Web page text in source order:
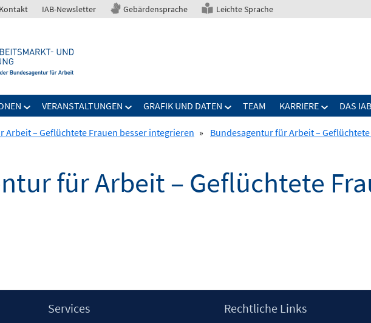
Kontakt IAB-Newsletter Gebärdensprache Leichte Sprache
VERANSTALTUNGEN GRAFIK UND DATEN TEAM KARRIERE DAS IAB
Arbeit – Geflüchtete Frauen besser integrieren » Bundesagentur für Arbeit –
für Arbeit – Geflüchtete
Services Rechtliche Links